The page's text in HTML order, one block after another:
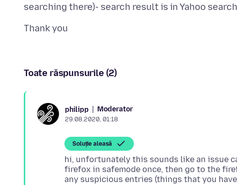
Toate răspunsurile (2)
philipp Moderator
29.08.2020, 01:18
Soluție aleasă
hi, unfortunately this sounds like an issue
firefox in safemode once, then go to the
any suspicious entries (things that you